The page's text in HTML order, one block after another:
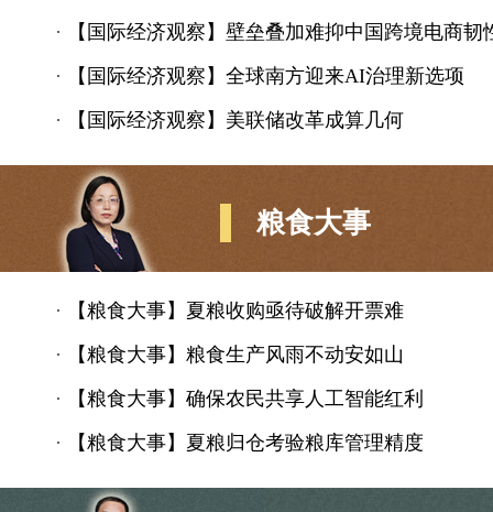
·
【国际经济观察】壁垒叠加难抑中国跨境电商韧
·
【国际经济观察】全球南方迎来AI治理新选项
·
【国际经济观察】美联储改革成算几何
粮食大事
·
【粮食大事】夏粮收购亟待破解开票难
·
【粮食大事】粮食生产风雨不动安如山
·
【粮食大事】确保农民共享人工智能红利
·
【粮食大事】夏粮归仓考验粮库管理精度